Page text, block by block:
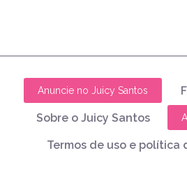
Anuncie no Juicy Santos
Sobre o Juicy Santos
Termos de uso e política